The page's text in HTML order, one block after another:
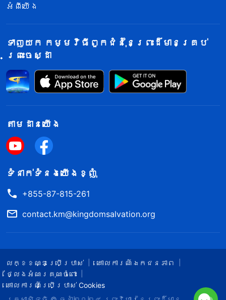
អំពីយើង
ទាញយក កម្មវិធីពួកជំនុំនៃព្រះដ៏មានគ្រប់
ព្រះចេស្ដា
តាម​ដាន​យើង​
ទំនាក់​ទំនង​យើង​ខ្ញុំ
+855-87-815-261
contact.km@kingdomsalvation.org
លក្ខខណ្ឌ​ប្រើប្រាស់​
គោលការណ៍ឯកជនភាព
ថ្លែងអំណរគុណចំពោះ
គោលការណ៍ប្រើប្រាស់ Cookies